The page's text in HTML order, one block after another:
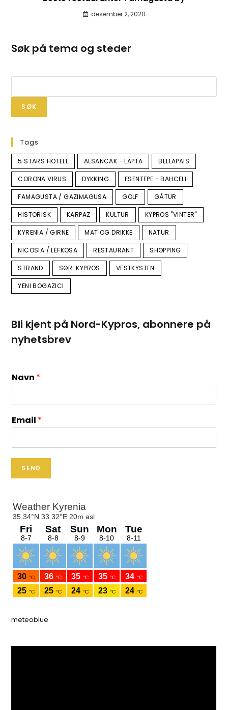
desember 2, 2020
Søk på tema og steder
SØK
Tags
5 STARS HOTELL ALSANCAK - LAPTA BELLAPAIS
CORONA VIRUS DYKKING ESENTEPE - BAHCELI
FAMAGUSTA / GAZIMAGUSA GOLF GÅTUR
HISTORISK KARPAZ KULTUR KYPROS "VINTER"
KYRENIA / GIRNE MAT OG DRIKKE NATUR
NICOSIA / LEFKOSA RESTAURANT SHOPPING
STRAND SØR-KYPROS VESTKYSTEN
YENI BOGAZICI
Bli kjent på Nord-Kypros, abonnere på
nyhetsbrev
Navn *
Email *
SEND
meteoblue